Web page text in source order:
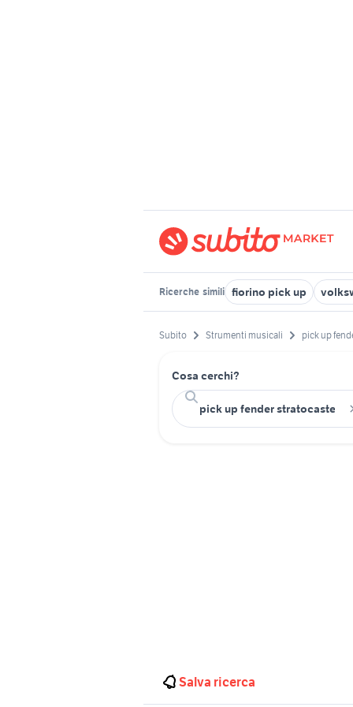
Ricerche simili fiorino pick up
Subito Strumenti musicali pick up
Cosa cerchi?
Salva ricerca